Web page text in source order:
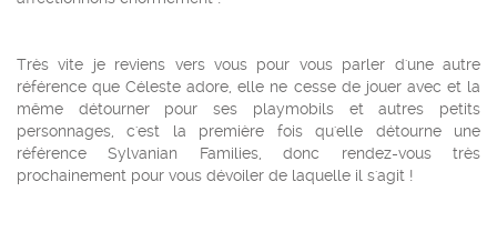
Très vite je reviens vers vous pour vous parler d'une autre
référence que Céleste adore, elle ne cesse de jouer avec et la
même détourner pour ses playmobils et autres petits
personnages, c'est la première fois qu'elle détourne une
référence Sylvanian Families, donc rendez-vous très
prochainement pour vous dévoiler de laquelle il s'agit !